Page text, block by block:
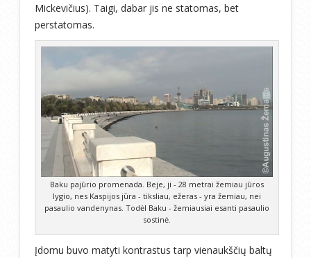
Mickevičius). Taigi, dabar jis ne statomas, bet
perstatomas.
Baku pajūrio promenada. Beje, ji - 28 metrai žemiau jūros
lygio, nes Kaspijos jūra - tiksliau, ežeras - yra žemiau, nei
pasaulio vandenynas. Todėl Baku - žemiausiai esanti pasaulio
sostinė.
Įdomu buvo matyti kontrastus tarp vienaukščių baltų